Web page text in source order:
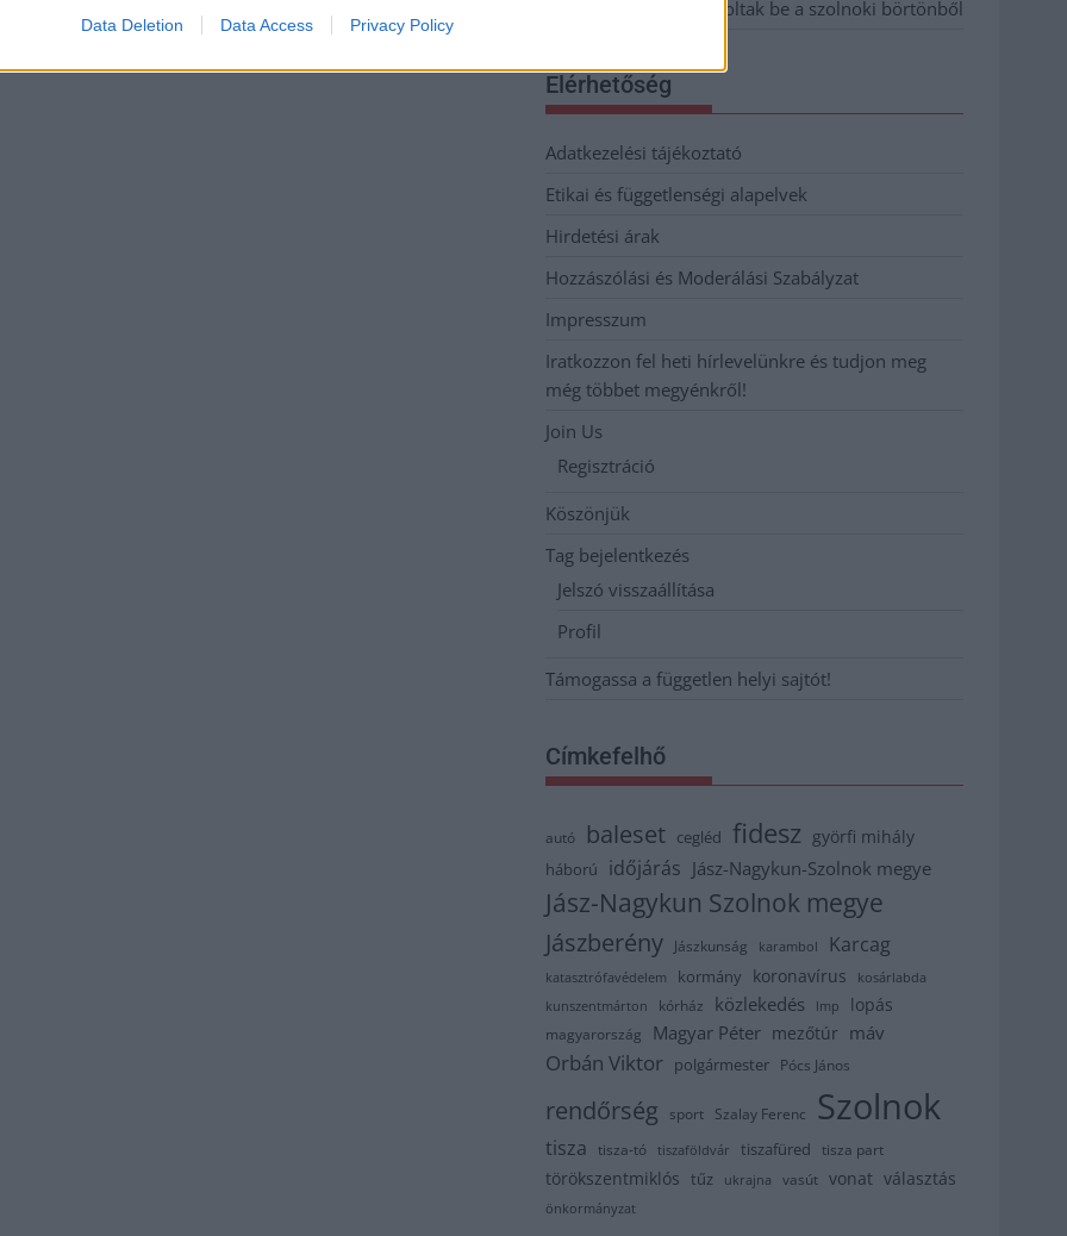
Data Deletion Data Access Privacy Policy
körülményekről számoltak be a szolnoki börtönből
Elérhetőség
Adatkezelési tájékoztató
Etikai és függetlenségi alapelvek
Hirdetési árak
Hozzászólási és Moderálási Szabályzat
Impresszum
Iratkozzon fel heti hírlevelünkre és tudjon meg
még többet megyénkről!
Join Us
Regisztráció
Köszönjük
Tag bejelentkezés
Jelszó visszaállítása
Profil
Támogassa a független helyi sajtót!
Címkefelhő
autó baleset cegléd fidesz györfi mihály
háború időjárás Jász-Nagykun-Szolnok megye
Jász-Nagykun Szolnok megye
Jászberény Jászkunság karambol Karcag
katasztrófavédelem kormány koronavírus
kosárlabda
kunszentmárton
kórház közlekedés lmp lopás
magyarország Magyar Péter mezőtúr máv
Orbán Viktor polgármester Pócs János
rendőrség sport Szalay Ferenc Szolnok
tisza tisza-tó tiszaföldvár tiszafüred tisza part
törökszentmiklós tűz ukrajna vasút vonat választás
önkormányzat